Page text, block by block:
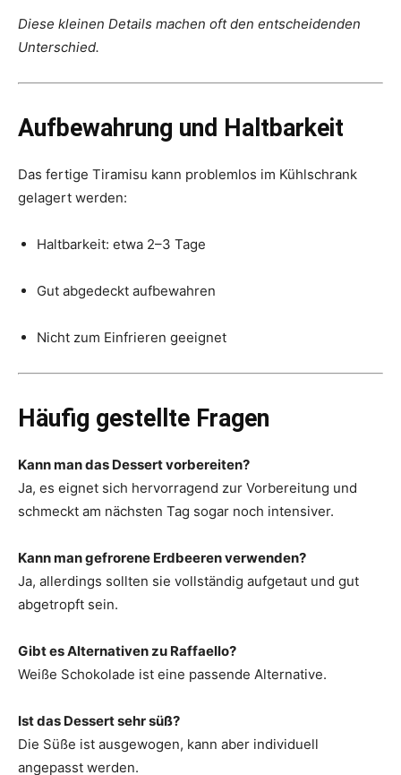
Diese kleinen Details machen oft den entscheidenden
Unterschied.
Aufbewahrung und Haltbarkeit
Das fertige Tiramisu kann problemlos im Kühlschrank
gelagert werden:
Haltbarkeit: etwa 2–3 Tage
Gut abgedeckt aufbewahren
Nicht zum Einfrieren geeignet
Häufig gestellte Fragen
Kann man das Dessert vorbereiten?
Ja, es eignet sich hervorragend zur Vorbereitung und
schmeckt am nächsten Tag sogar noch intensiver.
Kann man gefrorene Erdbeeren verwenden?
Ja, allerdings sollten sie vollständig aufgetaut und gut
abgetropft sein.
Gibt es Alternativen zu Raffaello?
Weiße Schokolade ist eine passende Alternative.
Ist das Dessert sehr süß?
Die Süße ist ausgewogen, kann aber individuell
angepasst werden.